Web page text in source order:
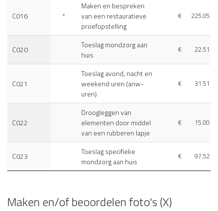
C016 *
Maken en bespreken
van een restauratieve
proefopstelling
€ 225.05
C020
Toeslag mondzorg aan
huis
€ 22.51
C021
Toeslag avond, nacht en
weekend uren (anw-
uren)
€ 31.51
C022
Droogleggen van
elementen door middel
van een rubberen lapje
€ 15.00
C023
Toeslag specifieke
mondzorg aan huis
€ 97.52
Maken en/of beoordelen foto's (X)